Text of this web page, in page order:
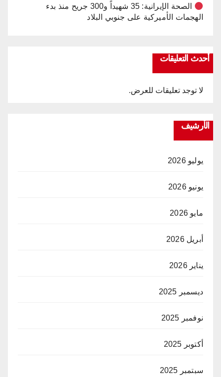
الصحة الإيرانية: 35 شهيداً و300 جريح منذ بدء
الهجمات الأميركية على جنوبي البلاد
أحدث التعليقات
لا توجد تعليقات للعرض.
الأرشيف
يوليو 2026
يونيو 2026
مايو 2026
أبريل 2026
يناير 2026
ديسمبر 2025
نوفمبر 2025
أكتوبر 2025
سبتمبر 2025